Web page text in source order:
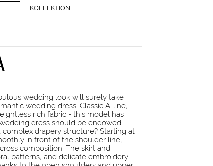
KOLLEKTION
wedding look will surely take
wedding dress. Classic A-line,
rich fabric - this model has
dress should be endowed
drapery structure? Starting at
in front of the shoulder line,
composition. The skirt and
patterns, and delicate embroidery